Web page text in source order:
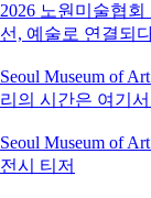
2026 노원미술협
선, 예술로 연결되
Seoul Museum of
리의 시간은 여기
Seoul Museum of
전시 티저